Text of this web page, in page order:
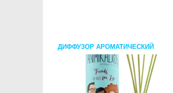
ДИФФУЗОР АРОМАТИЧЕСКИЙ
FRIENDS FOR LIFE ANIMIKADOS 100